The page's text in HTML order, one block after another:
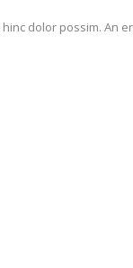
dolor possim. An